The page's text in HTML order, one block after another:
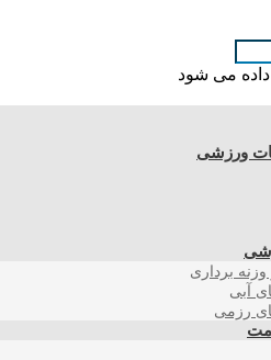
داده می شود
ورزشی
برداری
آبی
رزمی